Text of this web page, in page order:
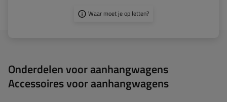
Waar moet je op letten?
Onderdelen voor aanhangwagens
Accessoires voor aanhangwagens